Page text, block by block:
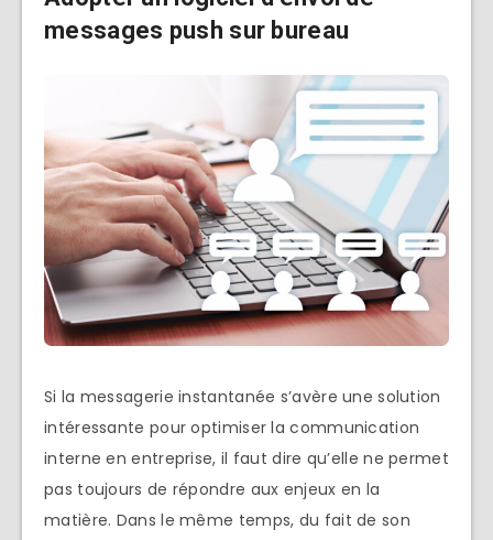
messages push sur bureau
Si la messagerie instantanée s’avère une solution
intéressante pour optimiser la communication
interne en entreprise, il faut dire qu’elle ne permet
pas toujours de répondre aux enjeux en la
matière. Dans le même temps, du fait de son